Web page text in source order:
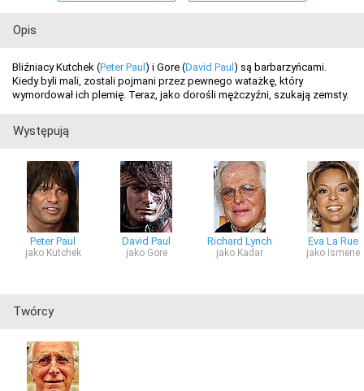
Opis
Bliźniacy Kutchek (Peter Paul ) i Gore (David Paul ) są barbarzyńcami.
Kiedy byli mali, zostali pojmani przez pewnego watażkę, który
wymordował ich plemię. Teraz, jako dorośli mężczyźni, szukają zemsty.
Występują
Peter Paul
jako Kutchek
David Paul
jako Gore
Richard Lynch
jako Kadar
Eva La Rue
jako Ismene
Twórcy